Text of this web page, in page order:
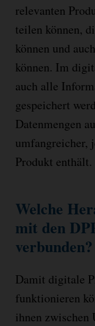
relevanten
teilen können,
können und
können. Im
auch alle
gespeichert
Datenmengen
umfangreicher,
Produkt enthält.
Welche
mit den
verbunden?
Damit digitale
funktionieren
ihnen zwischen